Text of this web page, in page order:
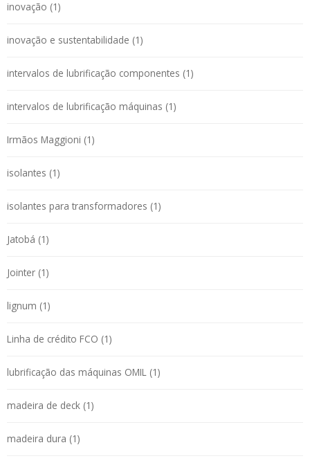
inovação (1)
inovação e sustentabilidade (1)
intervalos de lubrificação componentes (1)
intervalos de lubrificação máquinas (1)
Irmãos Maggioni (1)
isolantes (1)
isolantes para transformadores (1)
Jatobá (1)
Jointer (1)
lignum (1)
Linha de crédito FCO (1)
lubrificação das máquinas OMIL (1)
madeira de deck (1)
madeira dura (1)